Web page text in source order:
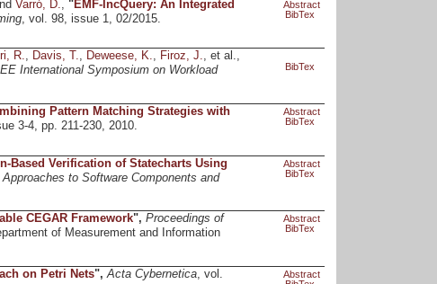
Varró, D. "EMF-IncQuery: An Integrated
, vol. 98, issue 1, 02/2015.
Abstract
BibTex
R., Davis, T., Deweese, K., Firoz, J., et al.,
International Symposium on Workload
BibTex
Pattern Matching Strategies with
3-4, pp. 211-230, 2010.
Abstract
BibTex
Based Verification of Statecharts Using
to Software Components and
Abstract
BibTex
CEGAR Framework", Proceedings of
of Measurement and Information
Abstract
BibTex
on Petri Nets", Acta Cybernetica, vol.
Abstract